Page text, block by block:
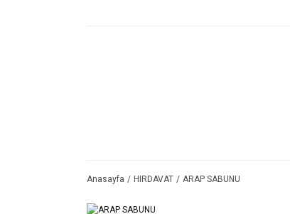
Anasayfa HIRDAVAT ARAP SABUNU